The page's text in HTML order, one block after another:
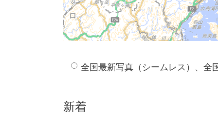
全国最新写真（シームレス）、全
新着